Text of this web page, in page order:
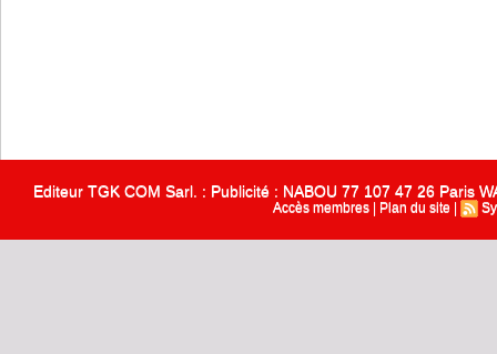
Editeur TGK COM Sarl. : Publicité : NABOU 77 107 47 26 Paris
Accès membres Plan du site